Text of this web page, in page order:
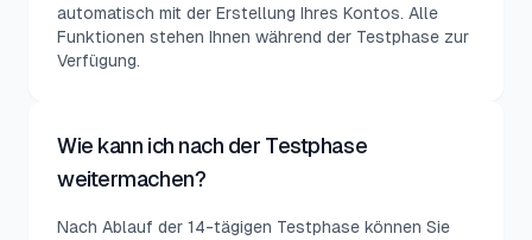
automatisch mit der Erstellung Ihres Kontos. Alle
Funktionen stehen Ihnen während der Testphase zur
Verfügung.
Wie kann ich nach der Testphase
weitermachen?
Nach Ablauf der 14-tägigen Testphase können Sie